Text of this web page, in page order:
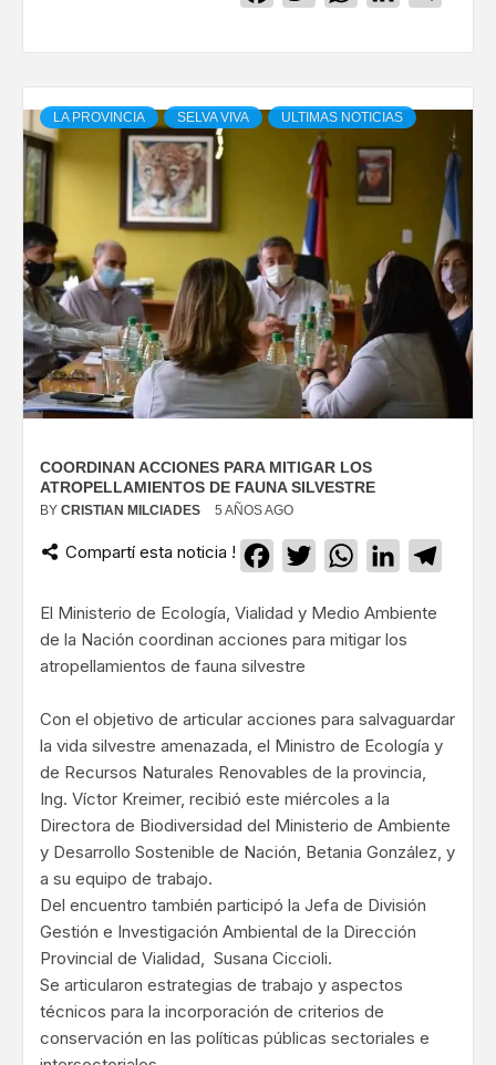
LA PROVINCIA SELVA VIVA ULTIMAS NOTICIAS
COORDINAN ACCIONES PARA MITIGAR LOS
ATROPELLAMIENTOS DE FAUNA SILVESTRE
BY CRISTIAN MILCIADES 5 AÑOS AGO
Compartí esta noticia ! Facebook
TwitterWhatsApp
LinkedIn
El Ministerio de Ecología, Vialidad y Medio Ambiente
de la Nación coordinan acciones para mitigar los
atropellamientos de fauna silvestre
Con el objetivo de articular acciones para salvaguardar
la vida silvestre amenazada, el Ministro de Ecología y
de Recursos Naturales Renovables de la provincia,
Ing. Víctor Kreimer, recibió este miércoles a la
Directora de Biodiversidad del Ministerio de Ambiente
y Desarrollo Sostenible de Nación, Betania González, y
a su equipo de trabajo.
Del encuentro también participó la Jefa de División
Gestión e Investigación Ambiental de la Dirección
Provincial de Vialidad, Susana Ciccioli.
Se articularon estrategias de trabajo y aspectos
técnicos para la incorporación de criterios de
conservación en las políticas públicas sectoriales e